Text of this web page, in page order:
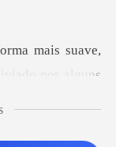
mais suave,